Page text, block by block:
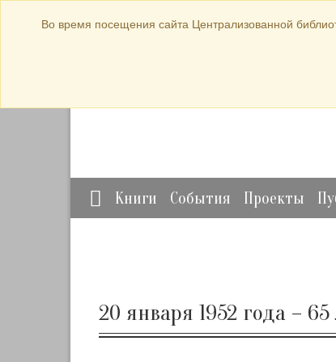
bibl-serv@mail.ru
Книги События Проекты
20 января 1952 года –
Во время посещения сайта Централизованной